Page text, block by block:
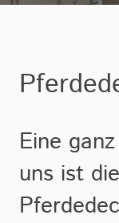
Eine
uns ist die